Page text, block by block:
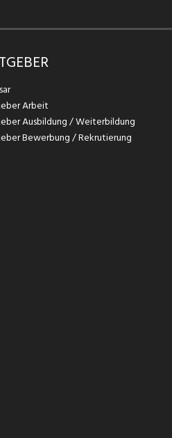
Arbeit
Ausbildung / Weiterbildung
Bewerbung / Rekrutierung